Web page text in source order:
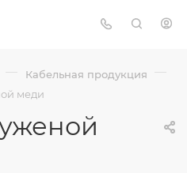
— Кабельная продукция —
меди